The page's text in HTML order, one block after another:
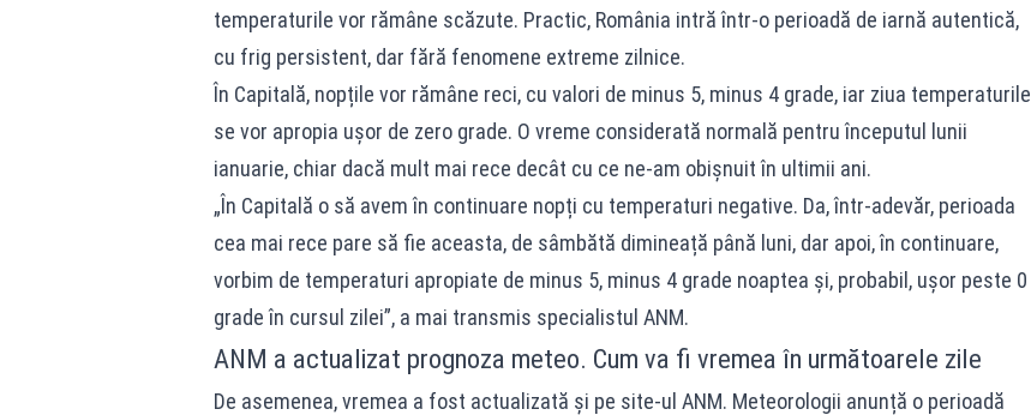
temperaturile vor rămâne scăzute. Practic, România intră într-o perioadă de iarnă autentică,
cu frig persistent, dar fără fenomene extreme zilnice.
În Capitală, nopțile vor rămâne reci, cu valori de minus 5, minus 4 grade, iar ziua temperaturile
se vor apropia ușor de zero grade. O vreme considerată normală pentru începutul lunii
ianuarie, chiar dacă mult mai rece decât cu ce ne-am obișnuit în ultimii ani.
„În Capitală o să avem în continuare nopți cu temperaturi negative. Da, într-adevăr, perioada
cea mai rece pare să fie aceasta, de sâmbătă dimineață până luni, dar apoi, în continuare,
vorbim de temperaturi apropiate de minus 5, minus 4 grade noaptea și, probabil, ușor peste 0
grade în cursul zilei”, a mai transmis specialistul ANM.
ANM a actualizat prognoza meteo. Cum va fi vremea în următoarele zile
De asemenea, vremea a fost actualizată și pe site-ul ANM. Meteorologii anunță o perioadă